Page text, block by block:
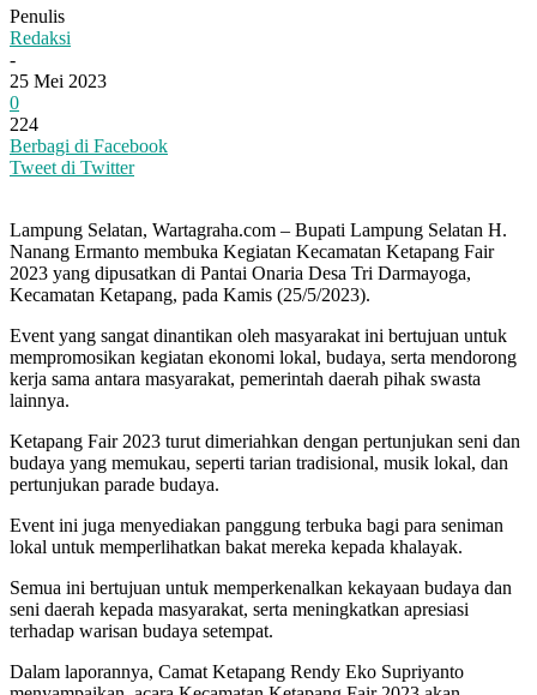
Penulis
Redaksi
-
25 Mei 2023
0
224
Berbagi di Facebook
Tweet di Twitter
Lampung Selatan, Wartagraha.com – Bupati Lampung Selatan H.
Nanang Ermanto membuka Kegiatan Kecamatan Ketapang Fair
2023 yang dipusatkan di Pantai Onaria Desa Tri Darmayoga,
Kecamatan Ketapang, pada Kamis (25/5/2023).
Event yang sangat dinantikan oleh masyarakat ini bertujuan untuk
mempromosikan kegiatan ekonomi lokal, budaya, serta mendorong
kerja sama antara masyarakat, pemerintah daerah pihak swasta
lainnya.
Ketapang Fair 2023 turut dimeriahkan dengan pertunjukan seni dan
budaya yang memukau, seperti tarian tradisional, musik lokal, dan
pertunjukan parade budaya.
Event ini juga menyediakan panggung terbuka bagi para seniman
lokal untuk memperlihatkan bakat mereka kepada khalayak.
Semua ini bertujuan untuk memperkenalkan kekayaan budaya dan
seni daerah kepada masyarakat, serta meningkatkan apresiasi
terhadap warisan budaya setempat.
Dalam laporannya, Camat Ketapang Rendy Eko Supriyanto